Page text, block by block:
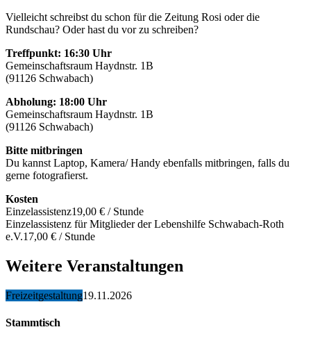
Vielleicht schreibst du schon für die Zeitung Rosi oder die
Rundschau? Oder hast du vor zu schreiben?
Treffpunkt: 16:30 Uhr
Gemeinschaftsraum Haydnstr. 1B
(91126 Schwabach)
Abholung: 18:00 Uhr
Gemeinschaftsraum Haydnstr. 1B
(91126 Schwabach)
Bitte mitbringen
Du kannst Laptop, Kamera/ Handy ebenfalls mitbringen, falls du
gerne fotografierst.
Kosten
Einzelassistenz19,00 € / Stunde
Einzelassistenz für Mitglieder der Lebenshilfe Schwabach-Roth
e.V.17,00 € / Stunde
Weitere Veranstaltungen
Freizeitgestaltung19.11.2026
Stammtisch